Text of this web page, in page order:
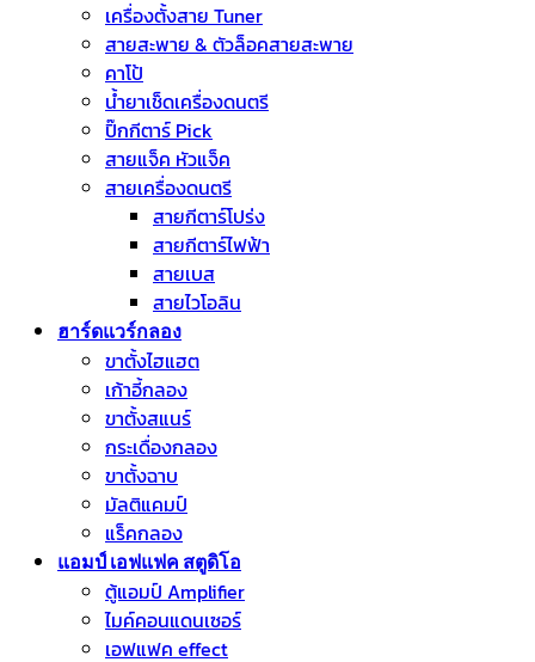
เครื่องตั้งสาย Tuner
สายสะพาย & ตัวล็อคสายสะพาย
คาโป้
น้ำยาเช็ดเครื่องดนตรี
ปิ๊กกีตาร์ Pick
สายแจ็ค หัวแจ็ค
สายเครื่องดนตรี
สายกีตาร์โปร่ง
สายกีตาร์ไฟฟ้า
สายเบส
สายไวโอลิน
ฮาร์ดแวร์กลอง
ขาตั้งไฮแฮต
เก้าอี้กลอง
ขาตั้งสแนร์
กระเดื่องกลอง
ขาตั้งฉาบ
มัลติแคมป์
แร็คกลอง
แอมป์ เอฟแฟค สตูดิโอ
ตู้แอมป์ Amplifier
ไมค์คอนแดนเซอร์
เอฟแฟค effect